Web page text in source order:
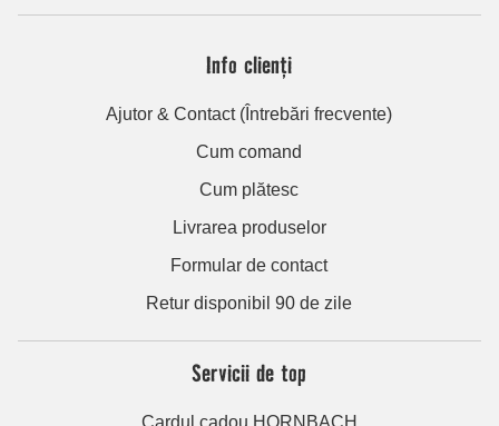
Info clienți
Ajutor & Contact (Întrebări frecvente)
Cum comand
Cum plătesc
Livrarea produselor
Formular de contact
Retur disponibil 90 de zile
Servicii de top
Cardul cadou HORNBACH